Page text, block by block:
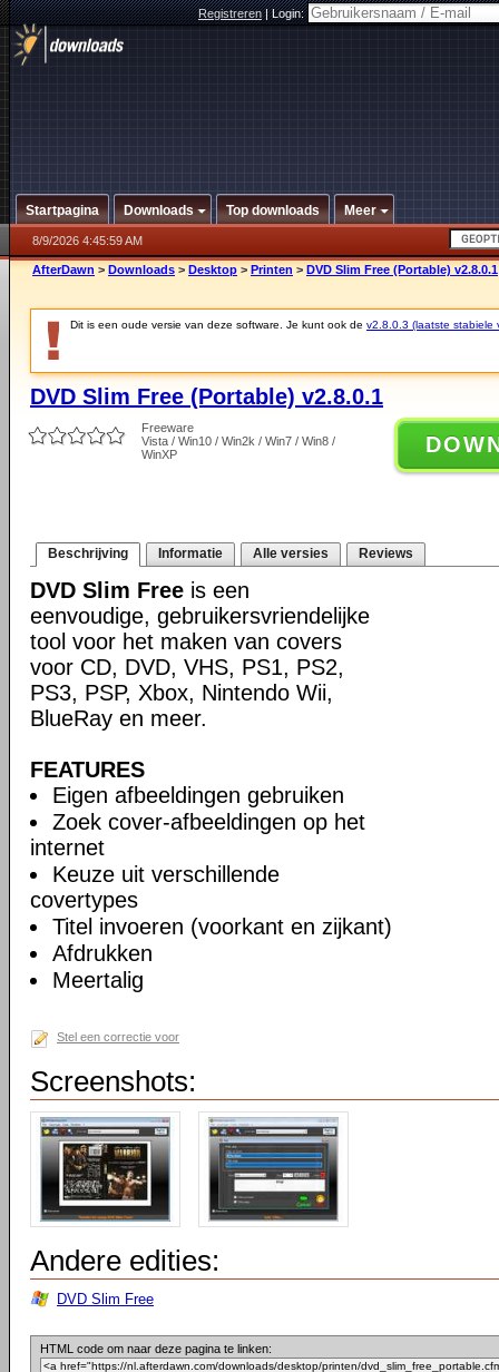
Registreren|Login:
Startpagina Downloads Top downloads Meer
8/9/2026 4:45:59 AM
AfterDawn > Downloads > Desktop > Printen > DVD Slim Free (Portable) v2.8.0.1
Dit is een oude versie van deze software. Je kunt ook de v2.8.0.3 (laatste stabiele
DVD Slim Free (Portable) v2.8.0.1
Freeware
Vista / Win10 / Win2k / Win7 / Win8 /
WinXP
Beschrijving Informatie Alle versies Reviews
DVD Slim Free is een
eenvoudige, gebruikersvriendelijke
tool voor het maken van covers
voor CD, DVD, VHS, PS1, PS2,
PS3, PSP, Xbox, Nintendo Wii,
BlueRay en meer.
FEATURES
Eigen afbeeldingen gebruiken
Zoek cover-afbeeldingen op het
internet
Keuze uit verschillende
covertypes
Titel invoeren (voorkant en zijkant)
Afdrukken
Meertalig
Stel een correctie voor
Screenshots:
Andere edities:
DVD Slim Free
HTML code om naar deze pagina te linken: